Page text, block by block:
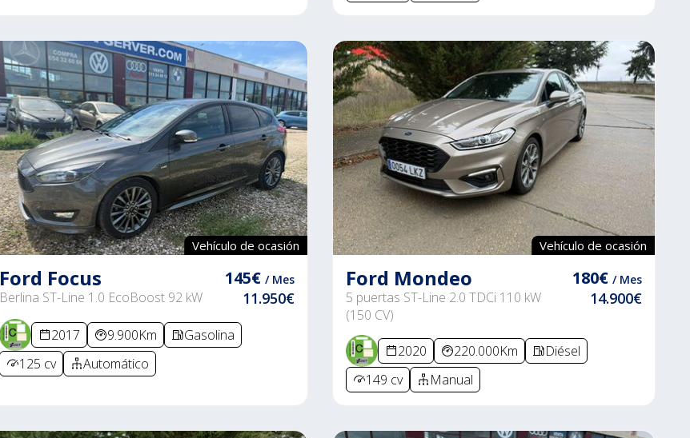
Vehículo de ocasión
Ford Focus
Berlina ST-Line 1.0 EcoBoost 92 kW
145€/ Mes
11.950€
2017 9.900Km
Gasolina
125 cv
Automático
Vehículo de ocasión
Ford Mondeo
5 puertas ST-Line 2.0 TDCi 110 kW
(150 CV)
180€ / Mes
14.900€
2020 220.000Km
Diésel
149 cv
Manual